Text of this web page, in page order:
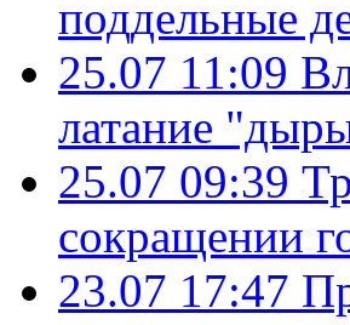
поддельные
25.07 11:09
латание
25.07 09:39
сокращении
23.07 17:47